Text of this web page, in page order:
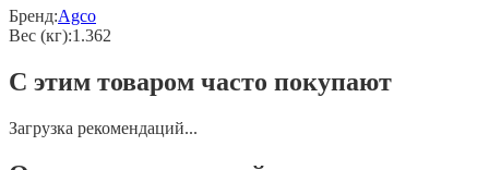
Бренд:Agco
Вес (кг):1.362
С этим товаром часто покупают
Загрузка рекомендаций...